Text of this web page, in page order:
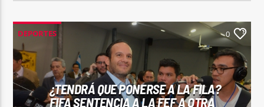
DEPORTES 0
¿TENDRÁ QUE PONERSE A LA FILA?
FIFA SENTENCIA A LA FEF A OTRA